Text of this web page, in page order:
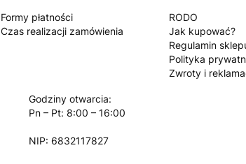
Formy płatności
Czas realizacji zamówienia
RODO
Jak kupować?
Regulamin
Polityka
Zwroty i
Godziny otwarcia:
Pn – Pt: 8:00 – 16:00
NIP: 6832117827